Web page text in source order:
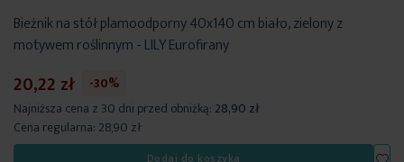
Bieżnik na stół plamoodporny 40x140 cm biało, zielony z
motywem roślinnym - LILY Eurofirany
20,22 zł
-30%
Najniższa cena z 30 dni przed obniżką: 28,90 zł
Cena regularna: 28,90 zł
Dodaj do koszyka